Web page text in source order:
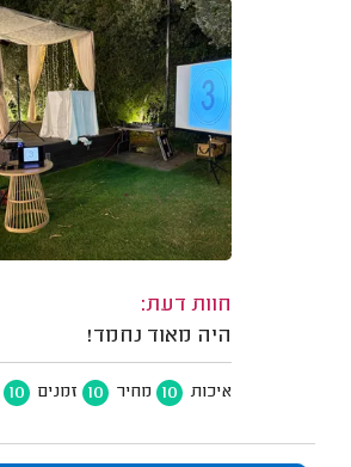
חוות דעת:
היה מאוד נחמד!
איכות 10 מחיר 10 זמנים 10